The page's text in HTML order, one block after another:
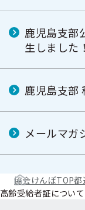
鹿児島支部
生しました！
鹿児島支部
メールマガ
協会けんぽTOP都
高齢受給者証について